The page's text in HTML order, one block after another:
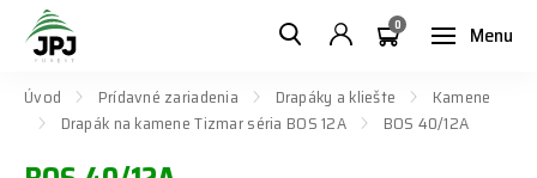
Menu
0
Úvod Prídavné zariadenia Drapáky a kliešte
Kamene
Drapák na kamene Tizmar séria BOS 12A
BOS 40/12A